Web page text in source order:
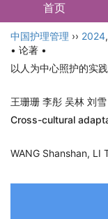
首页
English
中国护理管理 ›› 2024,
• 论著 •
以人为中心照护的实
王珊珊 李彤 吴林 刘
Cross-cultural
WANG Shanshan,